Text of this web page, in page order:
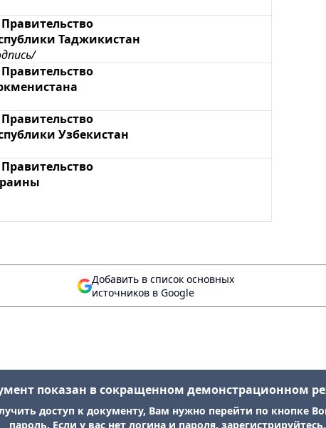
Таджикистан
Узбекистан
Добавить в список основных
источников в Google
показан в сокращенном демонстрационном
доступ к документу, Вам нужно перейти по кнопке
пароль. Если у вас нет логина и пароля, зарегистрируйтесь.